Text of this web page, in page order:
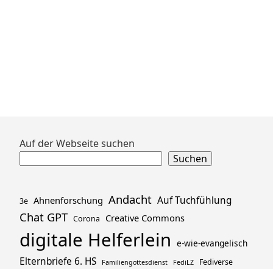
Zum
Auf der Webseite suchen
Suchen
3e Ahnenforschung Andacht Auf Tuchfühlung
Chat GPT Corona Creative Commons
digitale Helferlein e-wie-evangelisch
Elternbriefe 6. HS Familiengottesdienst FediLZ
Fediverse